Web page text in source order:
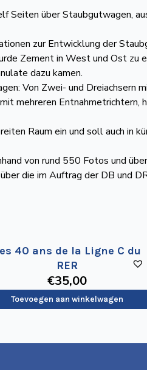
Seiten über Staubgutwagen,
zur Entwicklung der
Zement in West und Ost zu
dazu kamen.
Von Zwei- und Dreiachsern
mehreren Entnahmetrichtern,
Raum ein und soll auch in
von rund 550 Fotos und
die im Auftrag der DB und
40 ans de la Ligne C du
RER
€35,00
Toevoegen aan winkelwagen